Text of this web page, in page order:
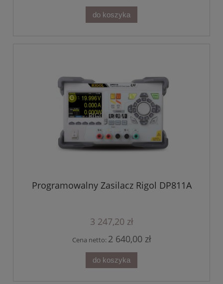
do koszyka
Programowalny Zasilacz Rigol DP811A
3 247,20 zł
Cena netto: 2 640,00 zł
do koszyka